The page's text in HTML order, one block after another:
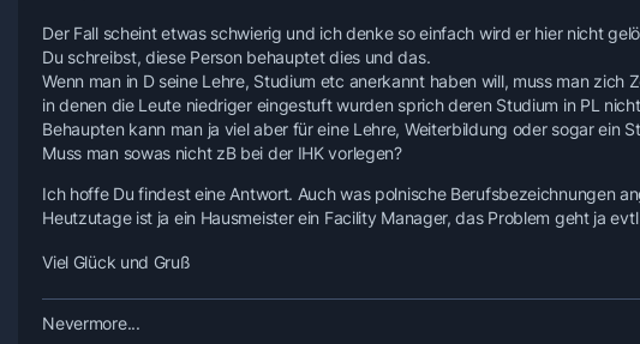
Der Fall scheint etwas schwierig und ich denke so einfach wird er hier nicht
Du schreibst, diese Person behauptet dies und das.
Wenn man in D seine Lehre, Studium etc anerkannt haben will, muss man zich
in denen die Leute niedriger eingestuft wurden sprich deren Studium in PL
Behaupten kann man ja viel aber für eine Lehre, Weiterbildung oder sogar ein
Muss man sowas nicht zB bei der IHK vorlegen?
Ich hoffe Du findest eine Antwort. Auch was polnische Berufsbezeichnungen
Heutzutage ist ja ein Hausmeister ein Facility Manager, das Problem geht ja
Viel Glück und Gruß
Nevermore...